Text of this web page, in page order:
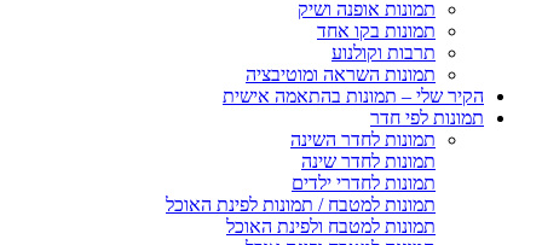
תמונות אופנה ושיק
תמונות בקו אחד
תרבות וקולנוע
תמונות השראה ומוטיבציה
הקיר שלי – תמונות בהתאמה אישית
תמונות לפי חדר
תמונות לחדר השינה
תמונות לחדר שינה
תמונות לחדרי ילדים
תמונות למטבח / תמונות לפינת האוכל
תמונות למטבח ולפינת האוכל